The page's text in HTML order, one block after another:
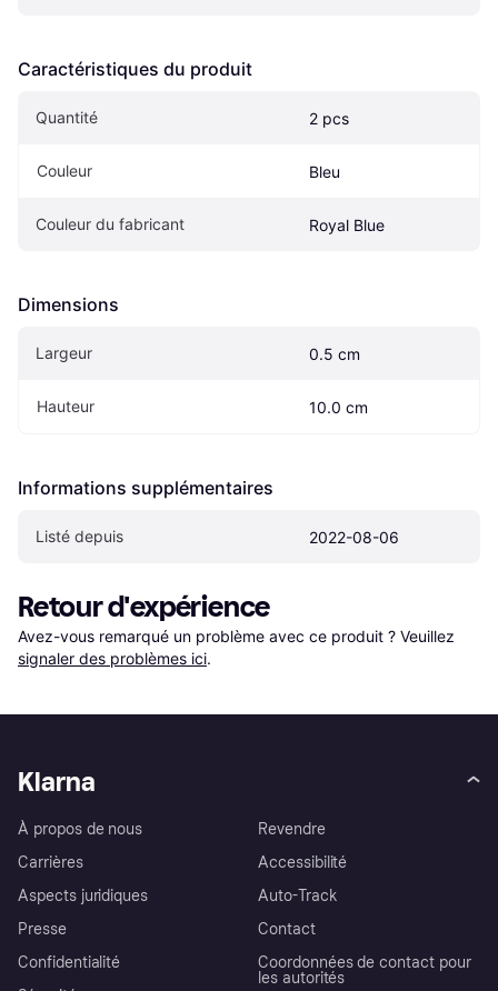
Caractéristiques du produit
Quantité 2 pcs
Couleur Bleu
Couleur du fabricant Royal Blue
Dimensions
Largeur 0.5 cm
Hauteur 10.0 cm
Informations supplémentaires
Listé depuis 2022-08-06
Retour d'expérience
Avez-vous remarqué un problème avec ce produit ? Veuillez
signaler des problèmes ici.
Klarna
À propos de nous
Carrières
Aspects juridiques
Presse
Confidentialité
Revendre
Accessibilité
Auto-Track
Contact
Coordonnées de contact pour
les autorités